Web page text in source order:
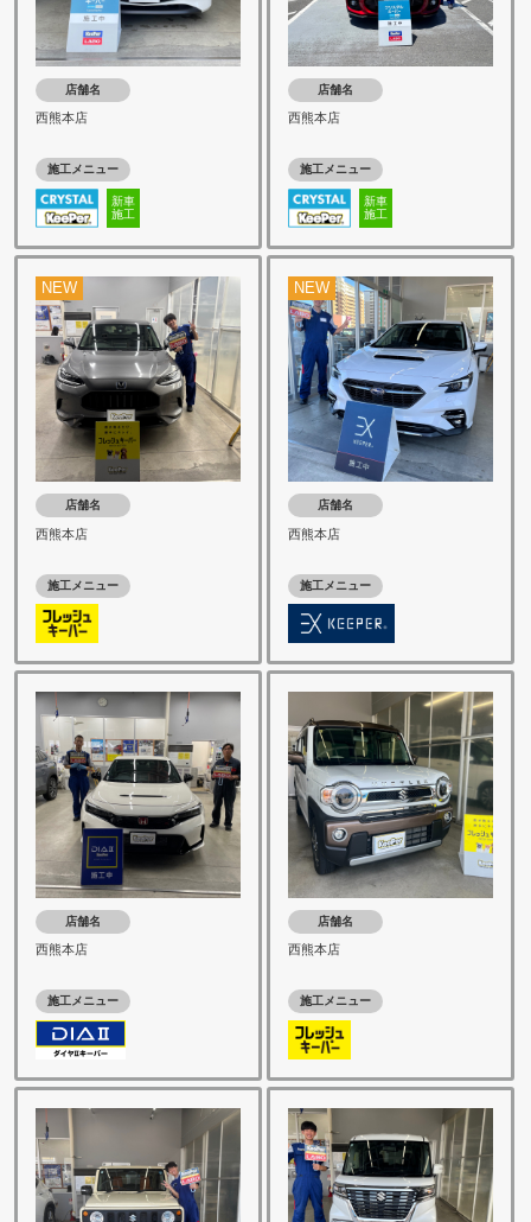
店舗名
西熊本店
施工メニュー
新車
施工
店舗名
西熊本店
施工メニュー
新車
施工
NEW
店舗名
西熊本店
施工メニュー
NEW
店舗名
西熊本店
施工メニュー
店舗名
西熊本店
施工メニュー
店舗名
西熊本店
施工メニュー